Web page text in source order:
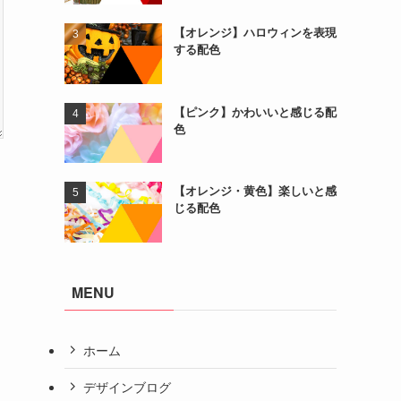
【オレンジ】ハロウィンを表現
する配色
【ピンク】かわいいと感じる配
色
【オレンジ・黄色】楽しいと感
じる配色
MENU
ホーム
デザインブログ